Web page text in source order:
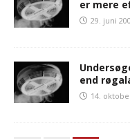
er mere
29. juni
end
14.